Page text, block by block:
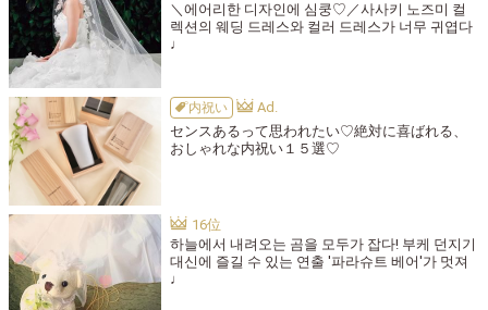
＼에어리한 디자인에 심쿵♡／사사키 노즈미 컬
렉션의 웨딩 드레스와 컬러 드레스가 너무 귀엽다
♩
内祝い
センスあるって思われたい♡絶対に喜ばれる、
おしゃれな内祝い１５選♡
하늘에서 내려오는 곰을 모두가 잡다! 부케 던지기
대신에 즐길 수 있는 연출 '파라슈트 베어'가 멋져
♩